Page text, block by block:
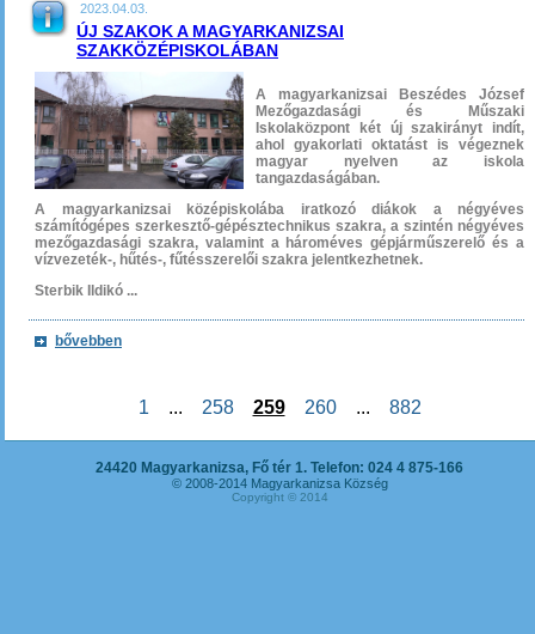
2023.04.03.
ÚJ SZAKOK A MAGYARKANIZSAI
SZAKKÖZÉPISKOLÁBAN
A magyarkanizsai Beszédes József
Mezőgazdasági és Műszaki
Iskolaközpont két új szakirányt indít,
ahol gyakorlati oktatást is végeznek
magyar nyelven az iskola
tangazdaságában.
A magyarkanizsai középiskolába iratkozó diákok a négyéves
számítógépes szerkesztő-gépésztechnikus szakra, a szintén négyéves
mezőgazdasági szakra, valamint a hároméves gépjárműszerelő és a
vízvezeték-, hűtés-, fűtésszerelői szakra jelentkezhetnek.
Sterbik Ildikó ...
bővebben
1 ... 258 259 260 ... 882
24420 Magyarkanizsa, Fő tér 1. Telefon: 024 4 875-166
© 2008-2014 Magyarkanizsa Község
Copyright © 2014